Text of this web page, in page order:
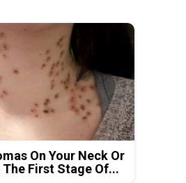
On Your Neck Or
First Stage Of...